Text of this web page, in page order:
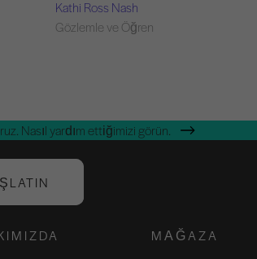
Kathi Ross Nash
Gözlemle ve Öğren
Nasıl yardım ettiğimizi görün.
MAĞAZA